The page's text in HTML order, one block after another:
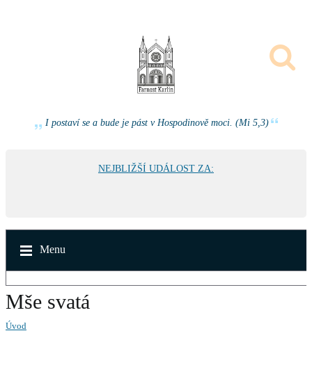
I postaví se a bude je pást v Hospodinově moci. (Mi 5,3)
NEJBLIŽŠÍ UDÁLOST ZA:
Menu
Mše svatá
Úvod